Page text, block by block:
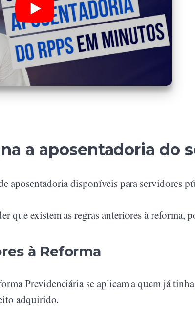
a aposentadoria do
aposentadoria disponíveis para servidores
que existem as regras anteriores à reforma,
à Reforma
Previdenciária se aplicam a quem já
adquirido.